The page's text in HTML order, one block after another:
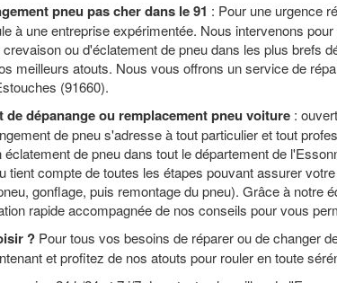
pneu pas cher dans le 91 : Pour une urgence
à une entreprise expérimentée. Nous intervenons
ou d'éclatement de pneu dans les plus brefs
meilleurs atouts. Nous vous offrons un service de
(91660).
de dépanange ou remplacement pneu voiture :
de pneu s'adresse à tout particulier et tout
de pneu dans tout le département de
tient compte de toutes les étapes pouvant assurer
gonflage, puis remontage du pneu). Grâce à notre
rapide accompagnée de nos conseils pour vous
? Pour tous vos besoins de réparer ou de changer
et profitez de nos atouts pour rouler en toute